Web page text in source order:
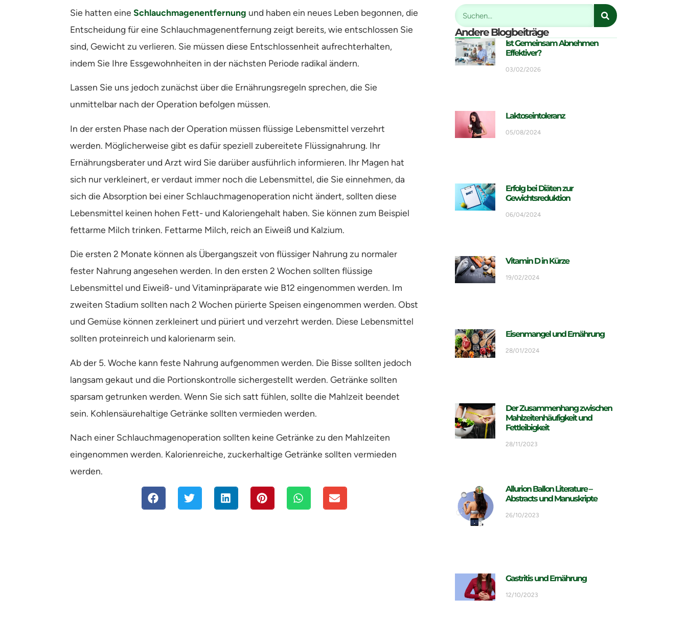
Sie hatten eineSchlauchmagenentfernung und haben ein neues Leben begonnen, die
Entscheidung für eine Schlauchmagenentfernung zeigt bereits, wie entschlossen Sie
sind, Gewicht zu verlieren. Sie müssen diese Entschlossenheit aufrechterhalten,
indem Sie Ihre Essgewohnheiten in der nächsten Periode radikal ändern.
Lassen Sie uns jedoch zunächst über die Ernährungsregeln sprechen, die Sie
unmittelbar nach der Operation befolgen müssen.
In der ersten Phase nach der Operation müssen flüssige Lebensmittel verzehrt
werden. Möglicherweise gibt es dafür speziell zubereitete Flüssignahrung. Ihr
Ernährungsberater und Arzt wird Sie darüber ausführlich informieren. Ihr Magen hat
sich nur verkleinert, er verdaut immer noch die Lebensmittel, die Sie einnehmen, da
sich die Absorption bei einer Schlauchmagenoperation nicht ändert, sollten diese
Lebensmittel keinen hohen Fett- und Kaloriengehalt haben. Sie können zum Beispiel
fettarme Milch trinken. Fettarme Milch, reich an Eiweiß und Kalzium.
Die ersten 2 Monate können als Übergangszeit von flüssiger Nahrung zu normaler
fester Nahrung angesehen werden. In den ersten 2 Wochen sollten flüssige
Lebensmittel und Eiweiß- und Vitaminpräparate wie B12 eingenommen werden. Im
zweiten Stadium sollten nach 2 Wochen pürierte Speisen eingenommen werden. Obst
und Gemüse können zerkleinert und püriert und verzehrt werden. Diese Lebensmittel
sollten proteinreich und kalorienarm sein.
Ab der 5. Woche kann feste Nahrung aufgenommen werden. Die Bisse sollten jedoch
langsam gekaut und die Portionskontrolle sichergestellt werden. Getränke sollten
sparsam getrunken werden. Wenn Sie sich satt fühlen, sollte die Mahlzeit beendet
sein. Kohlensäurehaltige Getränke sollten vermieden werden.
Nach einer Schlauchmagenoperation sollten keine Getränke zu den Mahlzeiten
eingenommen werden. Kalorienreiche, zuckerhaltige Getränke sollten vermieden
werden.
Andere Blogbeiträge
Ist Gemeinsam Abnehmen
Effektiver?
03/02/2026
Laktoseintoleranz
05/08/2024
Erfolg bei Diäten zur
Gewichtsreduktion
06/04/2024
Vitamin D in Kürze
19/02/2024
Eisenmangel und Ernährung
28/01/2024
Der Zusammenhang zwischen
Mahlzeitenhäufigkeit und
Fettleibigkeit
28/11/2023
Allurion Ballon Literature –
Abstracts und Manuskripte
26/10/2023
Gastritis und Ernährung
12/10/2023